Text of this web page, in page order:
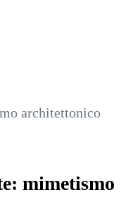
architettonico
mimetismo